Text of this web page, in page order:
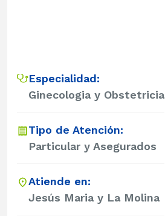
Especialidad:
Ginecologia y Obstetricia
Tipo de Atención:
Particular y Asegurados
Atiende en:
Jesús Maria y La Molina